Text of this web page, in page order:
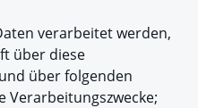
verarbeitet werden,
über diese
über folgenden
Verarbeitungszwecke;